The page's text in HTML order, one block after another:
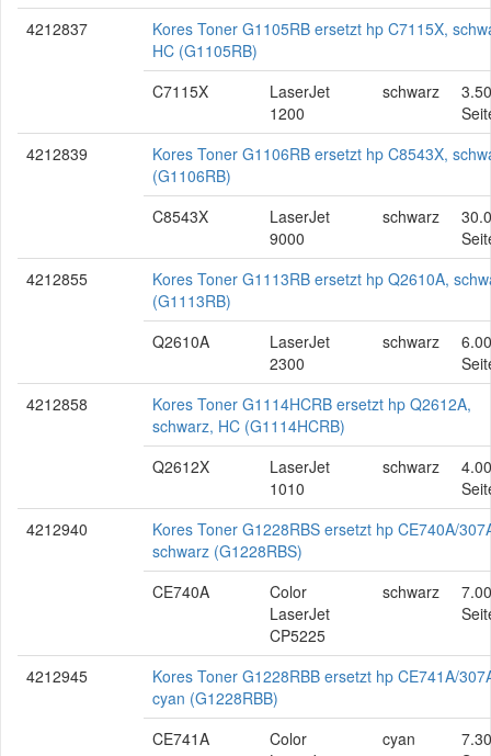
4212837
Kores Toner G1105RB ersetzt hp C7115X,
HC (G1105RB)
C7115X
LaserJet
1200
schwarz
4212839
Kores Toner G1106RB ersetzt hp C8543X,
(G1106RB)
C8543X
LaserJet
9000
schwarz
4212855
Kores Toner G1113RB ersetzt hp Q2610A,
(G1113RB)
Q2610A
LaserJet
2300
schwarz
4212858
Kores Toner G1114HCRB ersetzt hp Q2612A,
schwarz, HC (G1114HCRB)
Q2612X
LaserJet
1010
schwarz
4212940
Kores Toner G1228RBS ersetzt hp CE740A/
schwarz (G1228RBS)
CE740A
Color
LaserJet
CP5225
schwarz
4212945
Kores Toner G1228RBB ersetzt hp CE741A/
cyan (G1228RBB)
CE741A
Color
cyan